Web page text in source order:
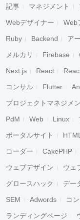
記事 マネジメント
Webデザイナー Web
Ruby Backend ア
メルカリ Firebase
Next.js React
コンサル Flutter
プロジェクトマネジメ
PdM Web Linux
ポータルサイト
コーダー CakePHP
ウェブデザイン ウェ
グロースハック デー
SEM Adwords コ
ランディングページ